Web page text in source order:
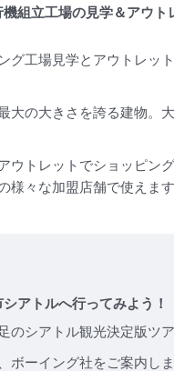
組立工場の見学＆アウト
グ工場見学とアウトレッ
大の大きさを誇る建物。
ウトレットでショッピン
様々な加盟店舗で使えます
アトルへ行ってみよう！
シアトル観光決定版ツア
ボーイング社をご案内し